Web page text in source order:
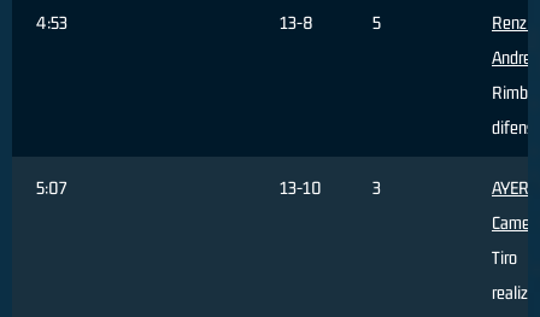
4:53 13-8 5
Renzi
Andrea
5:07 13-10 3
AYERS
Tiro